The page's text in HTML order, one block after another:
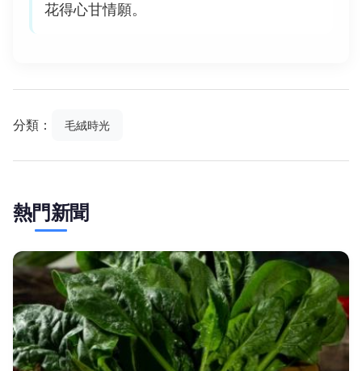
花得心甘情願。
分類： 毛絨時光
熱門新聞